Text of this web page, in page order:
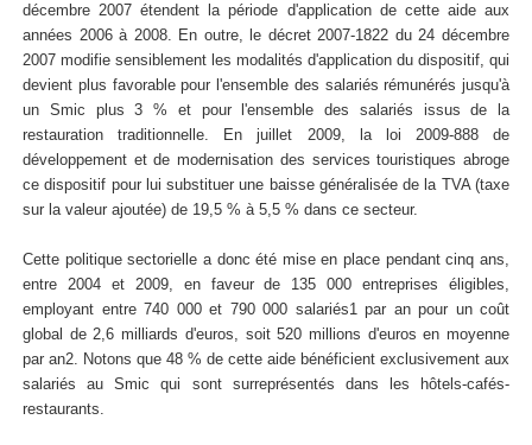
décembre 2007 étendent la période d'application de cette aide aux
années 2006 à 2008. En outre, le décret 2007-1822 du 24 décembre
2007 modifie sensiblement les modalités d'application du dispositif, qui
devient plus favorable pour l'ensemble des salariés rémunérés jusqu'à
un Smic plus 3 % et pour l'ensemble des salariés issus de la
restauration traditionnelle. En juillet 2009, la loi 2009-888 de
développement et de modernisation des services touristiques abroge
ce dispositif pour lui substituer une baisse généralisée de la TVA (taxe
sur la valeur ajoutée) de 19,5 % à 5,5 % dans ce secteur.
Cette politique sectorielle a donc été mise en place pendant cinq ans,
entre 2004 et 2009, en faveur de 135 000 entreprises éligibles,
employant entre 740 000 et 790 000 salariés1 par an pour un coût
global de 2,6 milliards d'euros, soit 520 millions d'euros en moyenne
par an2. Notons que 48 % de cette aide bénéficient exclusivement aux
salariés au Smic qui sont surreprésentés dans les hôtels-cafés-
restaurants.